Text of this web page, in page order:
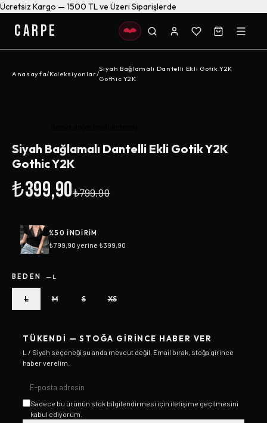
Ücretsiz Kargo — 1500 TL ve Üzeri Siparişlerde
CARPE
Anasayfa/Koleksiyonlar/
Siyah Bağlamalı Dantelli Ekli Gotik Y2K
Gothic Y2K
Siyah Bağlamalı Dantelli Ekli Gotik Y2K
Gothic Y2K
₺399,90₺799,90
%50 INDIRIM
₺799,90 yerine ₺399,90
BEDEN — L
L M S XS
TÜKENDI — STOĞA GIRINCE HABER VER
L / Siyah seçeneği şu anda mevcut değil. Email bırak, stoğa girince
haber verelim.
Sadece bu ürünün stok bilgilendirmesi için iletişime geçilmesini
kabul ediyorum.